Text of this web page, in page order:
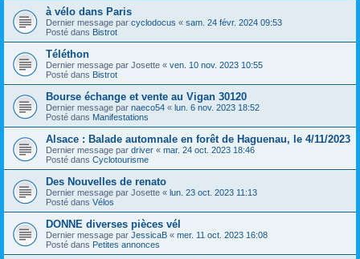
à vélo dans Paris
Dernier message par cyclodocus « sam. 24 févr. 2024 09:53
Posté dans Bistrot
Téléthon
Dernier message par Josette « ven. 10 nov. 2023 10:55
Posté dans Bistrot
Bourse échange et vente au Vigan 30120
Dernier message par naeco54 « lun. 6 nov. 2023 18:52
Posté dans Manifestations
Alsace : Balade automnale en forêt de Haguenau, le 4/11/2023
Dernier message par driver « mar. 24 oct. 2023 18:46
Posté dans Cyclotourisme
Des Nouvelles de renato
Dernier message par Josette « lun. 23 oct. 2023 11:13
Posté dans Vélos
DONNE diverses pièces vél
Dernier message par JessicaB « mer. 11 oct. 2023 16:08
Posté dans Petites annonces